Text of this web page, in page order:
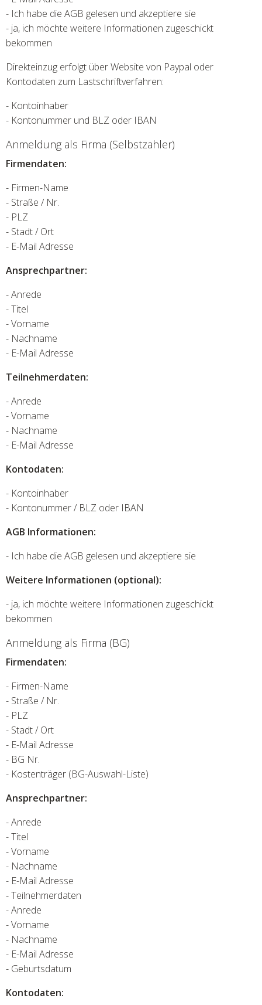
- Ich habe die AGB gelesen und akzeptiere sie
- ja, ich möchte weitere Informationen zugeschickt
bekommen
Direkteinzug erfolgt über Website von Paypal oder
Kontodaten zum Lastschriftverfahren:
- Kontoinhaber
- Kontonummer und BLZ oder IBAN
Anmeldung als Firma (Selbstzahler)
Firmendaten:
- Firmen-Name
- Straße / Nr.
- PLZ
- Stadt / Ort
- E-Mail Adresse
Ansprechpartner:
- Anrede
- Titel
- Vorname
- Nachname
- E-Mail Adresse
Teilnehmerdaten:
- Anrede
- Vorname
- Nachname
- E-Mail Adresse
Kontodaten:
- Kontoinhaber
- Kontonummer / BLZ oder IBAN
AGB Informationen:
- Ich habe die AGB gelesen und akzeptiere sie
Weitere Informationen (optional):
- ja, ich möchte weitere Informationen zugeschickt
bekommen
Anmeldung als Firma (BG)
Firmendaten:
- Firmen-Name
- Straße / Nr.
- PLZ
- Stadt / Ort
- E-Mail Adresse
- BG Nr.
- Kostenträger (BG-Auswahl-Liste)
Ansprechpartner:
- Anrede
- Titel
- Vorname
- Nachname
- E-Mail Adresse
- Teilnehmerdaten
- Anrede
- Vorname
- Nachname
- E-Mail Adresse
- Geburtsdatum
Kontodaten: